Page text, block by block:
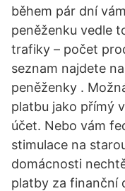
během pár dní
peněženku vedle
trafiky – počet
seznam najdete
peněženky .
platbu jako přímý
účet. Nebo vám
stimulace na
domácnosti
platby za finanční